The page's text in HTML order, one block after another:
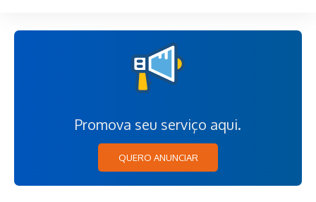
Promova seu serviço aqui.
QUERO ANUNCIAR